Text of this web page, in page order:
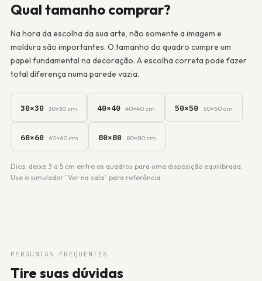
Qual tamanho comprar?
Na hora da escolha da sua arte, não somente a imagem e
moldura são importantes. O tamanho do quadro cumpre um
papel fundamental na decoração. A escolha correta pode fazer
total diferença numa parede vazia.
30×30 30×30 cm 40×40 40×40 cm 50×50 50×50 cm
60×60 60×60 cm 80×80 80×80 cm
Dica: deixe 3 a 5 cm entre os quadros para uma disposição equilibrada.
Use o simulador "Ver na sala" para referência.
PERGUNTAS FREQUENTES
Tire suas dúvidas